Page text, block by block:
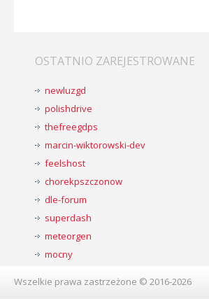
OSTATNIO ZAREJESTROWANE
newluzgd
polishdrive
thefreegdps
marcin-wiktorowski-dev
feelshost
chorekpszczonow
dle-forum
superdash
meteorgen
mocny
Wszelkie prawa zastrzeżone © 2016-2026